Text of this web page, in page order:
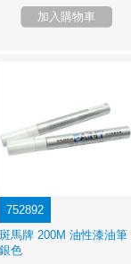
加入購物車
752892
斑馬牌 200M 油性漆油筆
銀色